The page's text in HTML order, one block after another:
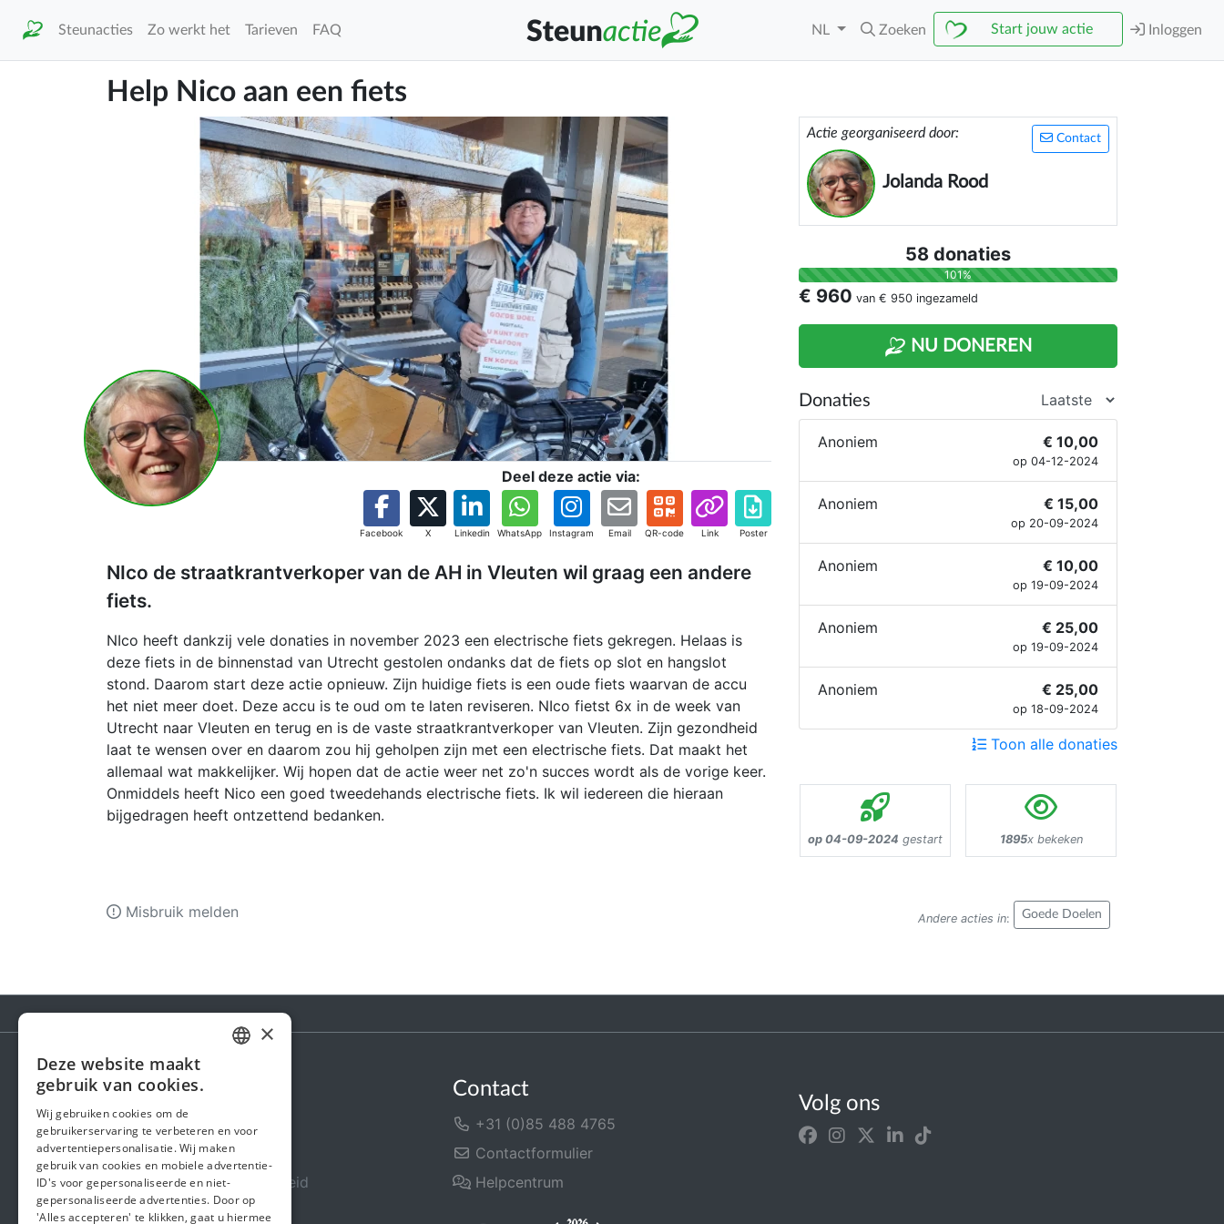
Steunacties Zo werkt het Tarieven FAQ NL Zoeken Start jouw actie Inloggen
Help Nico aan een fiets
Deel deze actie via:
Facebook X Linkedin WhatsApp Instagram Email QR-code Link Poster
NIco de straatkrantverkoper van de AH in Vleuten wil graag een andere
fiets.
NIco heeft dankzij vele donaties in november 2023 een electrische fiets gekregen. Helaas is
deze fiets in de binnenstad van Utrecht gestolen ondanks dat de fiets op slot en hangslot
stond. Daarom start deze actie opnieuw. Zijn huidige fiets is een oude fiets waarvan de accu
het niet meer doet. Deze accu is te oud om te laten reviseren. NIco fietst 6x in de week van
Utrecht naar Vleuten en terug en is de vaste straatkrantverkoper van Vleuten. Zijn gezondheid
laat te wensen over en daarom zou hij geholpen zijn met een electrische fiets. Dat maakt het
allemaal wat makkelijker. Wij hopen dat de actie weer net zo'n succes wordt als de vorige keer.
Onmiddels heeft Nico een goed tweedehands electrische fiets. Ik wil iedereen die hieraan
bijgedragen heeft ontzettend bedanken.
Contact
Actie georganiseerd door:
Jolanda Rood
58 donaties
101%
€ 960 van € 950 ingezameld
NU DONEREN
Donaties
Anoniem € 10,00
op 04-12-2024
Anoniem € 15,00
op 20-09-2024
Anoniem € 10,00
op 19-09-2024
Anoniem € 25,00
op 19-09-2024
Anoniem € 25,00
op 18-09-2024
Toon alle donaties
op 04-09-2024 gestart 1895x bekeken
Andere acties in: Goede Doelen
Misbruik melden
Steunactie
Over ons
In de media
Veiligheid & Betrouwbaarheid
Algemene voorwaarden
Contact
+31 (0)85 488 4765
Contactformulier
Helpcentrum
Volg ons
ENGLISH
×
Deze website maakt
gebruik van cookies.
Wij gebruiken cookies om de
gebruikerservaring te verbeteren en voor
advertentiepersonalisatie. Wij maken
gebruik van cookies en mobiele advertentie-
ID's voor gepersonaliseerde en niet-
gepersonaliseerde advertenties. Door op
'Alles accepteren' te klikken, gaat u hiermee